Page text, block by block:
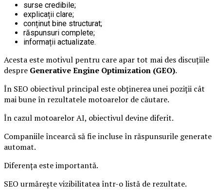
surse credibile;
explicații clare;
conținut bine structurat;
răspunsuri complete;
informații actualizate.
Acesta este motivul pentru care apar tot mai des discuțiile
despre Generative Engine Optimization (GEO).
În SEO obiectivul principal este obținerea unei poziții cât
mai bune în rezultatele motoarelor de căutare.
În cazul motoarelor AI, obiectivul devine diferit.
Companiile încearcă să fie incluse în răspunsurile generate
automat.
Diferența este importantă.
SEO urmărește vizibilitatea într-o listă de rezultate.